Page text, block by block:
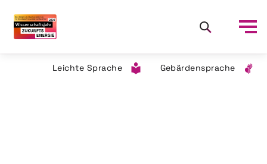
Leichte Sprache Gebärdensprache